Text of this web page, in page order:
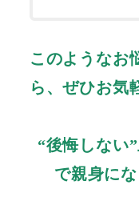
このようなお
ら、ぜひお気
“後悔しない
で親身に